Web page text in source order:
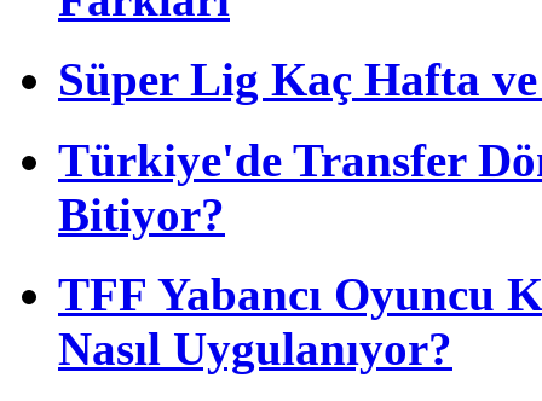
Süper Lig Kaç Hafta
Türkiye'de Transfer
Bitiyor?
TFF Yabancı Oyuncu
Nasıl Uygulanıyor?